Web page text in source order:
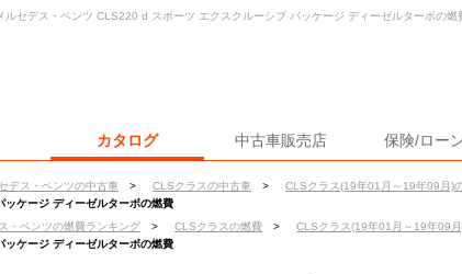
カタログ 中古車販売店 保険/ロー
デス・ベンツの中古車 > CLSクラスの中古車 > CLSクラス(19年01月～19年09月)
ケージ ディーゼルターボの燃費
・ベンツの燃費ランキング > CLSクラスの燃費 > CLSクラス(19年01月～19年09
ケージ ディーゼルターボの燃費
ルセデス・ベンツ CLS220 d スポーツ エクスクルーシブ パッケージ ディーゼルターボの